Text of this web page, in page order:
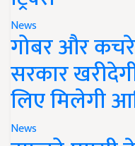
News
गोबर और
सरकार
लिए मिलेगी
News